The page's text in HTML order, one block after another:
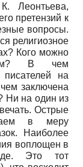
Леонтьева,
претензий к
вопросы.
религиозное
Кого можно
В чем
писателей на
заключена
Ни на один из
Острые
в меру
Наиболее
воплощен в
Это тот